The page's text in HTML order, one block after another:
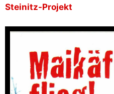
Steinitz-Projekt